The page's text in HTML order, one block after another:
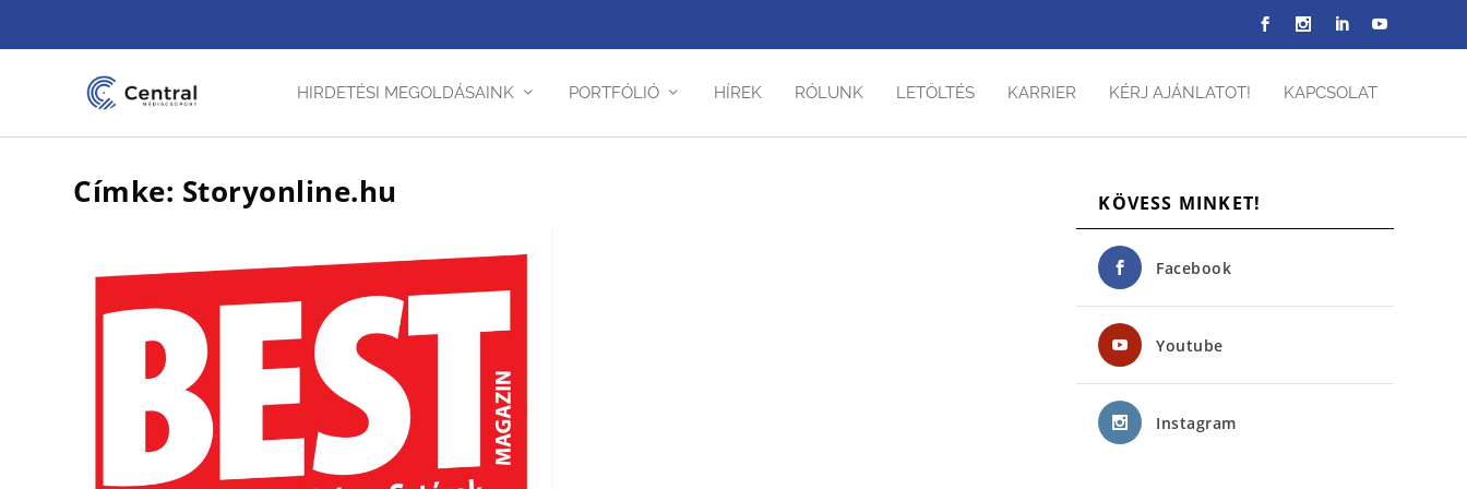
HIRDETÉSI MEGOLDÁSAINK PORTFÓLIÓ HÍREK RÓLUNK LETÖLTÉS KARRIER KÉRJ AJÁNLATOT! KAPCSOLAT
Címke: Storyonline.hu KÖVESS MINKET!
Facebook
Youtube
Instagram